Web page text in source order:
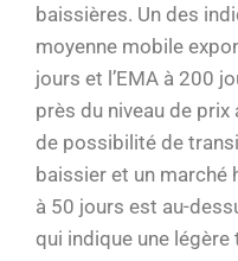
baissières. Un des
moyenne mobile
jours et l’EMA à 200
près du niveau de prix
de possibilité de
baissier et un marché
à 50 jours est au-
qui indique une légère